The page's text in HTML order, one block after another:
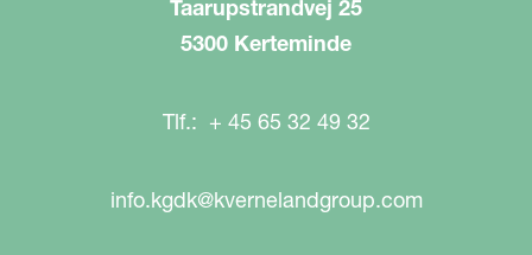
Taarupstrandvej 25
5300 Kerteminde
Tlf.: + 45 65 32 49 32
info.kgdk@kvernelandgroup.com